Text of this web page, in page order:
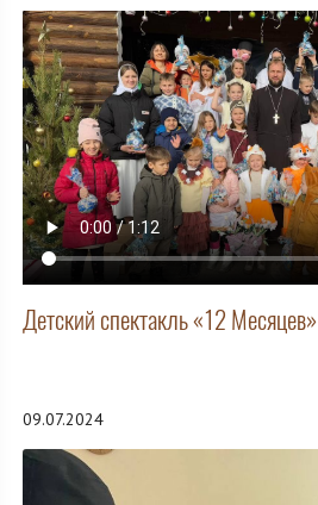
Детский спектакль «12 Месяцев»
09.07.2024